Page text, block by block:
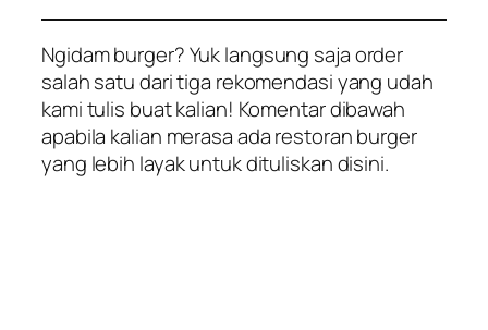
Ngidam burger? Yuk langsung saja order
salah satu dari tiga rekomendasi yang udah
kami tulis buat kalian! Komentar dibawah
apabila kalian merasa ada restoran burger
yang lebih layak untuk dituliskan disini.